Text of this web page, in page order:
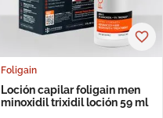
Foligain
Loción capilar foligain men
minoxidil trixidil loción 59 ml